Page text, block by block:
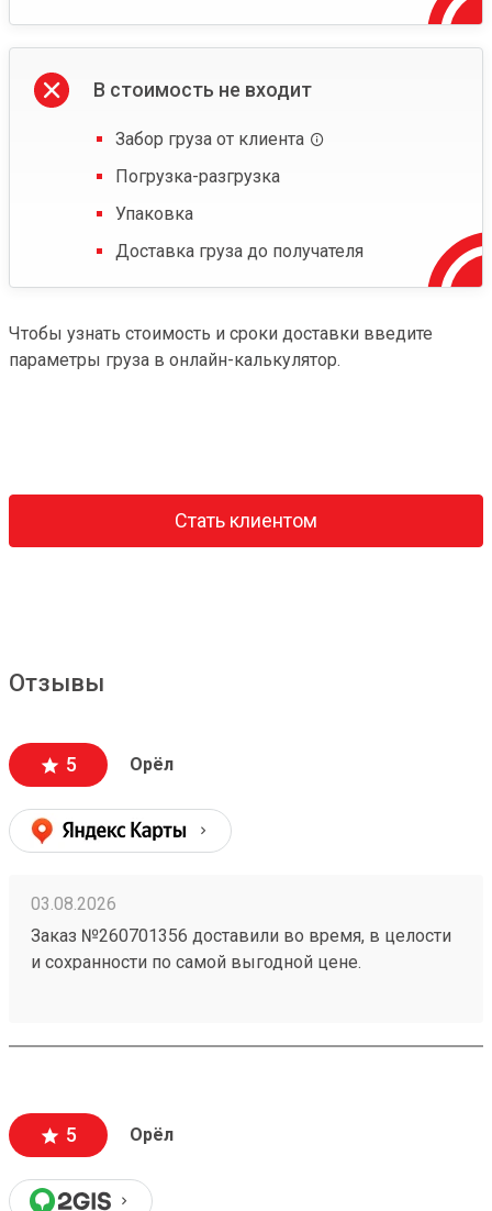
В стоимость не входит
Забор груза от клиента
Погрузка-разгрузка
Упаковка
Доставка груза до получателя
Чтобы узнать стоимость и сроки доставки введите
параметры груза в онлайн-калькулятор.
Стать клиентом
Отзывы
5 Орёл
03.08.2026
Заказ №260701356 доставили во время, в целости
и сохранности по самой выгодной цене.
5 Орёл